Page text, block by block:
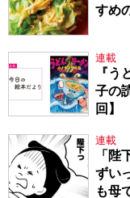
すめ
連載
『
子の
回】
連載
「陛
ずい
も母